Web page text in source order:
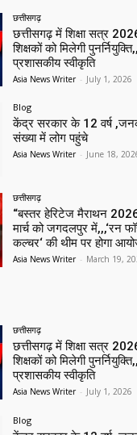
छत्तीसगढ़
छत्तीसगढ़ में शिक्षा सत्र
शिक्षकों को मिलेगी
प्रशासकीय स्वीकृति
Asia News Writer - July 1, 2026
Blog
केंद्र सरकार के 12 वर्ष
संख्या में लोग पहुंचे
Asia News Writer - June 18,
छत्तीसगढ़
“बस्तर हेरिटेज मैराथन
मार्च को जगदलपुर में,,,‘रन
कल्चर‘ की थीम पर होगा
Asia News Writer - March 19,
छत्तीसगढ़
छत्तीसगढ़ में शिक्षा सत्र
शिक्षकों को मिलेगी
प्रशासकीय स्वीकृति
Asia News Writer - July 1, 2026
Blog